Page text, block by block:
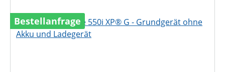
Bestellanfrage